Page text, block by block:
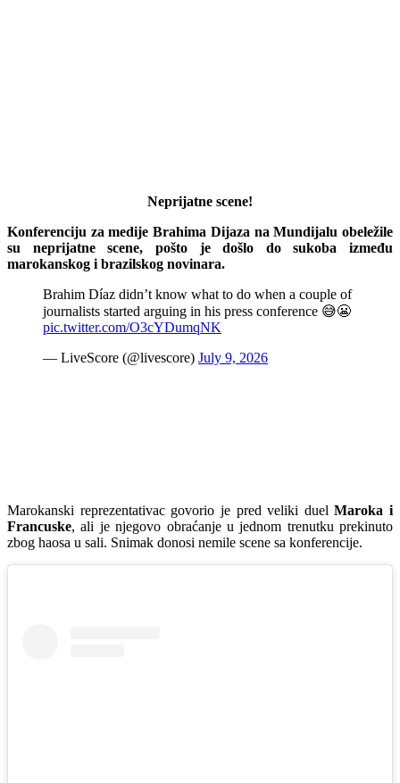
Neprijatne scene!
Konferenciju za medije Brahima Dijaza na Mundijalu obeležile
su neprijatne scene, pošto je došlo do sukoba između
marokanskog i brazilskog novinara.
Brahim Díaz didn’t know what to do when a couple of
journalists started arguing in his press conference 😅😬
pic.twitter.com/O3cYDumqNK
— LiveScore (@livescore) July 9, 2026
Marokanski reprezentativac govorio je pred veliki duelMaroka i
Francuske, ali je njegovo obraćanje u jednom trenutku prekinuto
zbog haosa u sali. Snimak donosi nemile scene sa konferencije.